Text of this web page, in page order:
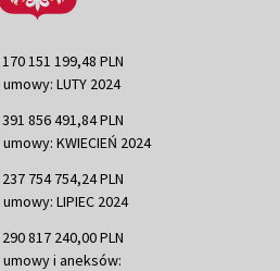
151 199,48 PLN
LUTY 2024
856 491,84 PLN
KWIECIEŃ 2024
754 754,24 PLN
LIPIEC 2024
817 240,00 PLN
i aneksów: